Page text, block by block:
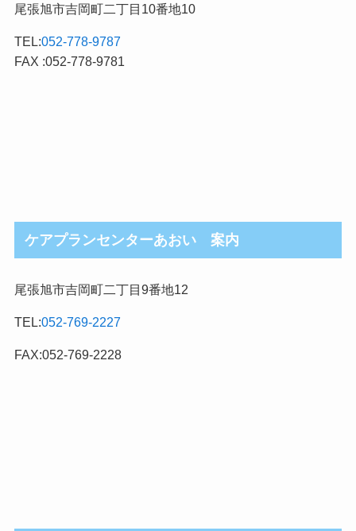
尾張旭市吉岡町二丁目10番地10
TEL:052-778-9787
FAX :052-778-9781
ケアプランセンターあおい 案内
尾張旭市吉岡町二丁目9番地12
TEL:052-769-2227
FAX:052-769-2228